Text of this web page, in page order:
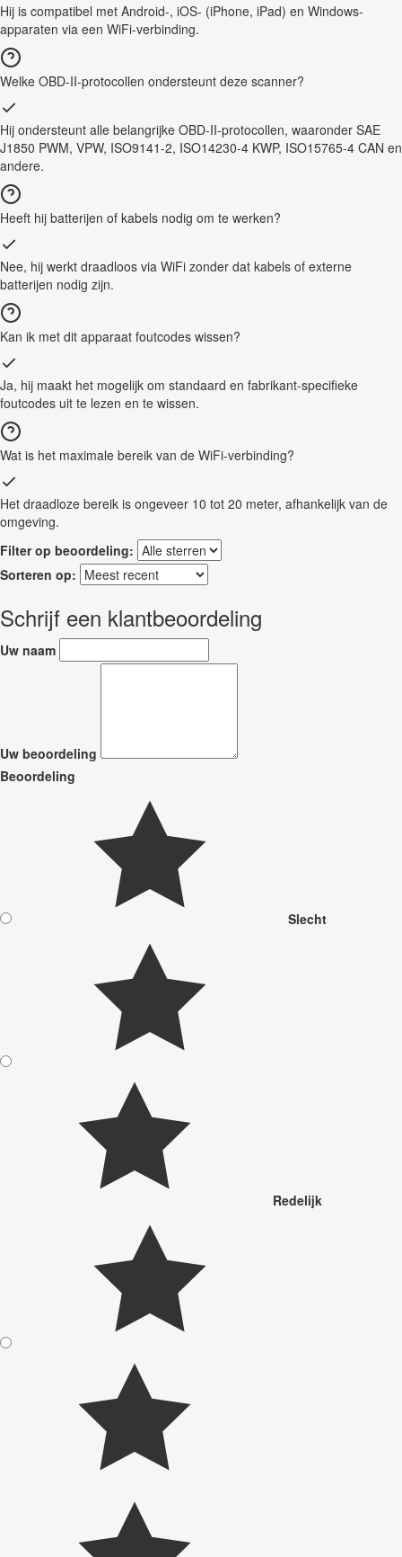
Hij is compatibel met Android-, iOS- (iPhone, iPad) en Windows-
apparaten via een WiFi-verbinding.
Welke OBD-II-protocollen ondersteunt deze scanner?
Hij ondersteunt alle belangrijke OBD-II-protocollen, waaronder SAE
J1850 PWM, VPW, ISO9141-2, ISO14230-4 KWP, ISO15765-4 CAN en
andere.
Heeft hij batterijen of kabels nodig om te werken?
Nee, hij werkt draadloos via WiFi zonder dat kabels of externe
batterijen nodig zijn.
Kan ik met dit apparaat foutcodes wissen?
Ja, hij maakt het mogelijk om standaard en fabrikant-specifieke
foutcodes uit te lezen en te wissen.
Wat is het maximale bereik van de WiFi-verbinding?
Het draadloze bereik is ongeveer 10 tot 20 meter, afhankelijk van de
omgeving.
Filter op beoordeling:
Sorteren op:
Schrijf een klantbeoordeling
Uw naam
Uw beoordeling
Beoordeling
Slecht
Redelijk